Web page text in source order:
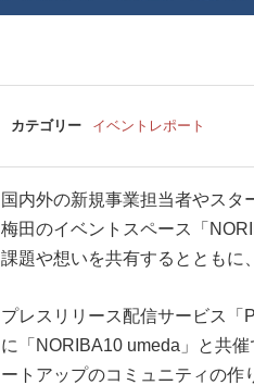
カテゴリー イベントレポート
国内外の新規事業担当者やスタ
梅田のイベントスペース「
課題や想いを共有するとと​もに
プレスリリース配信サービス「
に「NORIBA10 umeda」と共
ートアップのコミュニティの作